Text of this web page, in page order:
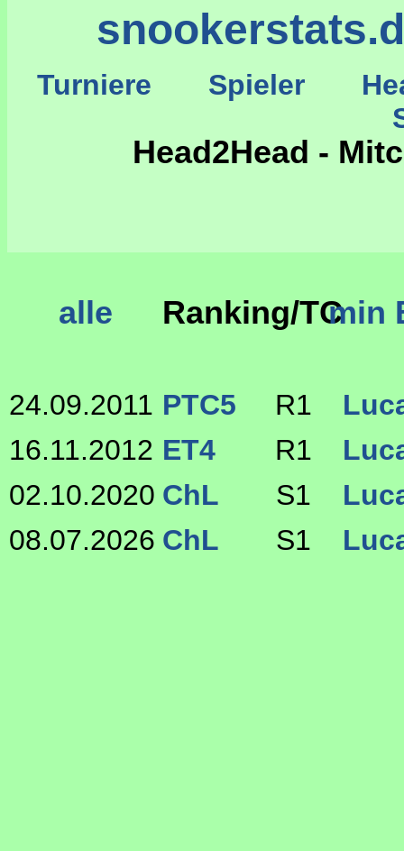
Turniere Spieler
Head2Head -
alle Ranking/TCmin
24.09.2011 PTC5 R1
16.11.2012 ET4 R1
02.10.2020 ChL S1
08.07.2026 ChL S1